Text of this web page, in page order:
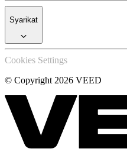
Syarikat
Cookies Settings
© Copyright 2026 VEED